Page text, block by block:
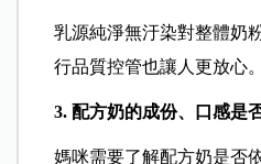
乳源純淨無汙染對整體奶
行品質控管也讓人更放心。
3. 配方奶的成份、口感是
媽咪需要了解配方奶是否